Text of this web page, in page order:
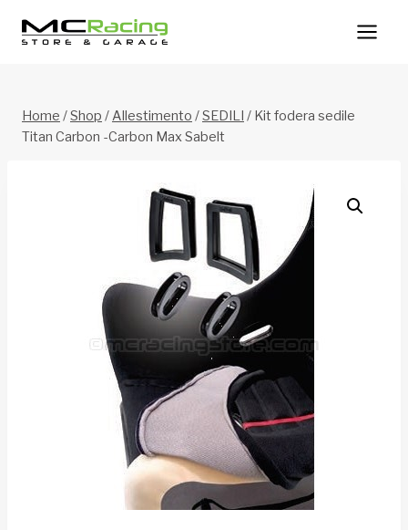
Home /Shop /Allestimento /SEDILI / Kit fodera sedile
Titan Carbon -Carbon Max Sabelt